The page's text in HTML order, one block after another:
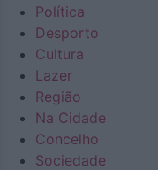
Política
Desporto
Cultura
Lazer
Região
Na Cidade
Concelho
Sociedade